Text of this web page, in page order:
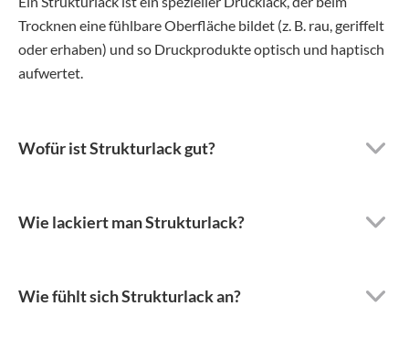
Trocknen eine fühlbare Oberfläche bildet (z. B. rau, geriffelt
oder erhaben) und so Druckprodukte optisch und haptisch
aufwertet.
Wofür ist Strukturlack gut?
Wie lackiert man Strukturlack?
Wie fühlt sich Strukturlack an?